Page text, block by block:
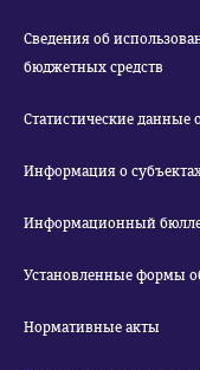
Сведения об
бюджетных средств
Статистические данные
Информация о
Информационный
Установленные формы
Нормативные акты